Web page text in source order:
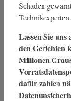
Schaden
Lassen Sie uns
den Gerichten
Millionen €
dafür zahlen